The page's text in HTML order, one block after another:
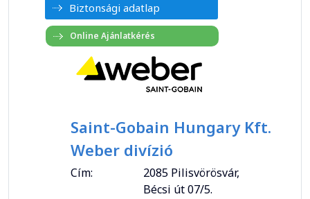
Biztonsági adatlap
Saint-Gobain Hungary Kft.
Weber divízió
Cím:
2085 Pilisvörösvár,
Bécsi út 07/5.